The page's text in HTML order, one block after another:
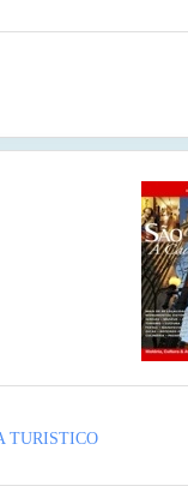
TURISTICO